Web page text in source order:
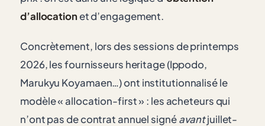
d’allocationet d’engagement.
Concrètement, lors des sessions de printemps
2026, les fournisseurs heritage (Ippodo,
Marukyu Koyamaen…) ont institutionnalisé le
modèle « allocation-first » : les acheteurs qui
n’ont pas de contrat annuel signéavantjuillet-